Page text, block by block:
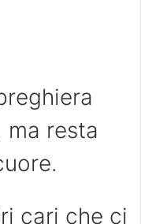
ma resta
cari che ci